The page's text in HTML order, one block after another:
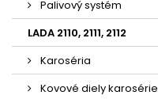
Palivový systém
LADA 2110, 2111, 2112
Karoséria
Kovové diely karosérie